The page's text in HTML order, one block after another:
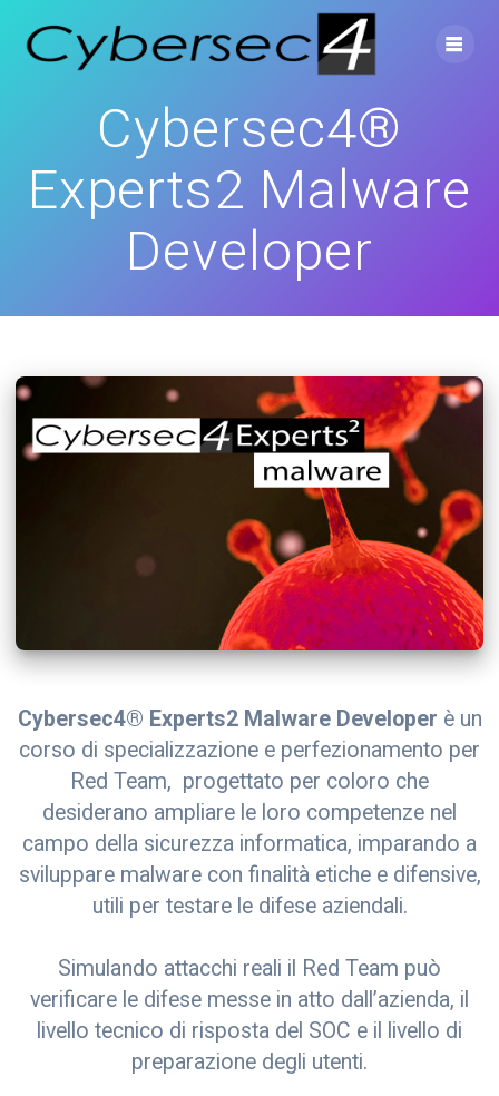
to
content
Cybersec4®
Experts2 Malware
Developer
Cybersec4® Experts2 Malware Developer è un
corso di specializzazione e perfezionamento per
Red Team, progettato per coloro che
desiderano ampliare le loro competenze nel
campo della sicurezza informatica, imparando a
sviluppare malware con finalità etiche e difensive,
utili per testare le difese aziendali.
Simulando attacchi reali il Red Team può
verificare le difese messe in atto dall’azienda, il
livello tecnico di risposta del SOC e il livello di
preparazione degli utenti.